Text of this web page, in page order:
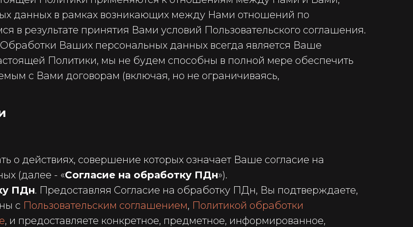
данных в рамках возникающих между Нами отношений по
в результате принятия Вами условий Пользовательского соглашения.
Ваших персональных данных всегда является Ваше
Политики, мы не будем способны в полной мере обеспечить
с Вами договорам (включая, но не ограничиваясь,
о действиях, совершение которых означает Ваше согласие на
(далее - «Согласие на обработку ПДн»).
ПДн. Предоставляя Согласие на обработку ПДн, Вы подтверждаете,
с Пользовательским соглашением, Политикой обработки
, и предоставляете конкретное, предметное, информированное,